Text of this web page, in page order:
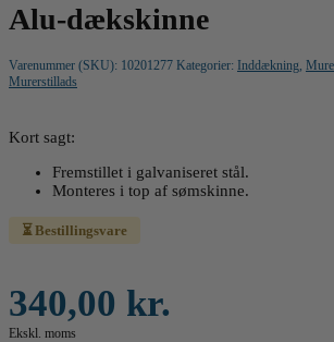
Alu-dækskinne
Varenummer (SKU): 10201277 Kategorier: Inddækning
Murerstillads
Kort sagt:
Fremstillet i galvaniseret stål.
Monteres i top af sømskinne.
⏳ Bestillingsvare
340,00 kr.
Ekskl. moms